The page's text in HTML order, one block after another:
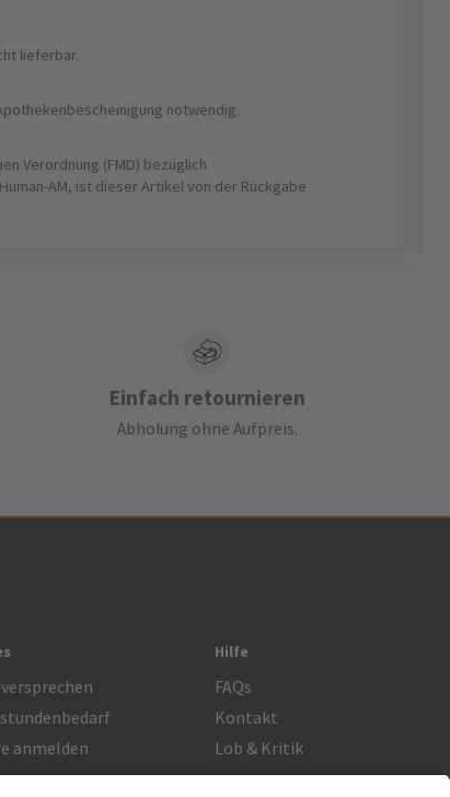
lieferbar.
notwendig.
Verordnung (FMD) bezüglich
AM, ist dieser Artikel von der Rückgabe
Einfach retournieren
Abholung ohne Aufpreis.
anmelden
Hilfe
FAQs
Kontakt
Lob & Kritik